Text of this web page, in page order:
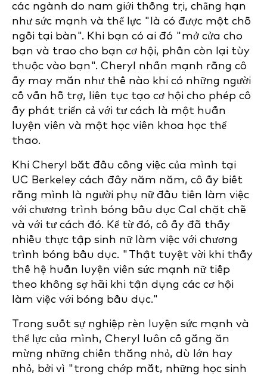
các ngành do nam giới thống trị, chẳng hạn
như sức mạnh và thể lực "là có được một chỗ
ngồi tại bàn". Khi bạn có ai đó "mở cửa cho
bạn và trao cho bạn cơ hội, phần còn lại tùy
thuộc vào bạn". Cheryl nhấn mạnh rằng cô
ấy may mắn như thế nào khi có những người
cố vấn hỗ trợ, liên tục tạo cơ hội cho phép cô
ấy phát triển cả với tư cách là một huấn
luyện viên và một học viên khoa học thể
thao.
Khi Cheryl bắt đầu công việc của mình tại
UC Berkeley cách đây năm năm, cô ấy biết
rằng mình là người phụ nữ đầu tiên làm việc
với chương trình bóng bầu dục Cal chặt chẽ
và với tư cách đó. Kể từ đó, cô ấy đã thấy
nhiều thực tập sinh nữ làm việc với chương
trình bóng bầu dục. "Thật tuyệt vời khi thấy
thế hệ huấn luyện viên sức mạnh nữ tiếp
theo không sợ hãi khi tận dụng các cơ hội
làm việc với bóng bầu dục."
Trong suốt sự nghiệp rèn luyện sức mạnh và
thể lực của mình, Cheryl luôn cố gắng ăn
mừng những chiến thắng nhỏ, dù lớn hay
nhỏ, bởi vì "trong chớp mắt, những học sinh